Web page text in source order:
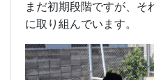
まだ初期段階ですが、そ
に取り組んでいます。